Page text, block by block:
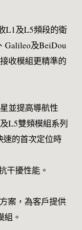
L1及L5頻段的衛
Galileo及BeiDou
收模組更精準的
並提高導航性
L5雙頻模組系列
速的首次定位時
干擾性能。
案，為客戶提供
組。